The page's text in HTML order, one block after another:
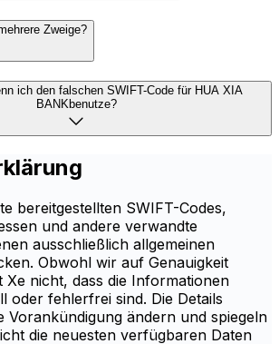
Zweige?
ich den falschen SWIFT-Code für HUA XIA
BANKbenutze?
bereitgestellten SWIFT-Codes,
und andere verwandte
ausschließlich allgemeinen
Obwohl wir auf Genauigkeit
Xe nicht, dass die Informationen
oder fehlerfrei sind. Die Details
Vorankündigung ändern und spiegeln
die neuesten verfügbaren Daten